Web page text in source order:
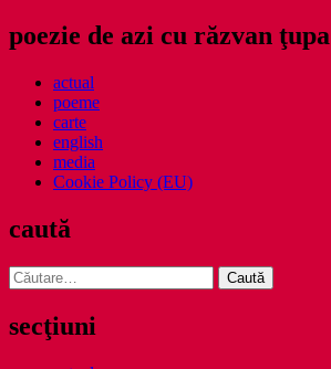
poezie de azi cu răzvan ţupa
actual
poeme
carte
english
media
Cookie Policy (EU)
caută
Caută
după:
secţiuni